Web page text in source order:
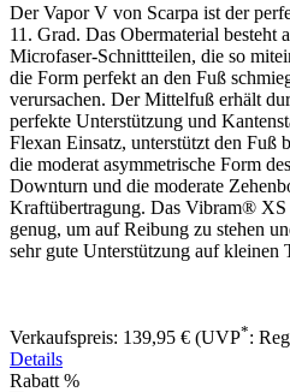
Der Vapor V von Scarpa ist der
11. Grad. Das Obermaterial besteht
Microfaser-Schnittteilen, die so
die Form perfekt an den Fuß
verursachen. Der Mittelfuß erhält
perfekte Unterstützung und
Flexan Einsatz, unterstützt den Fuß
die moderat asymmetrische Form
Downturn und die moderate
Kraftübertragung. Das Vibram®
genug, um auf Reibung zu stehen
sehr gute Unterstützung auf kleinen
Verkaufspreis: 139,95 € (UVP*:
Details
Rabatt %